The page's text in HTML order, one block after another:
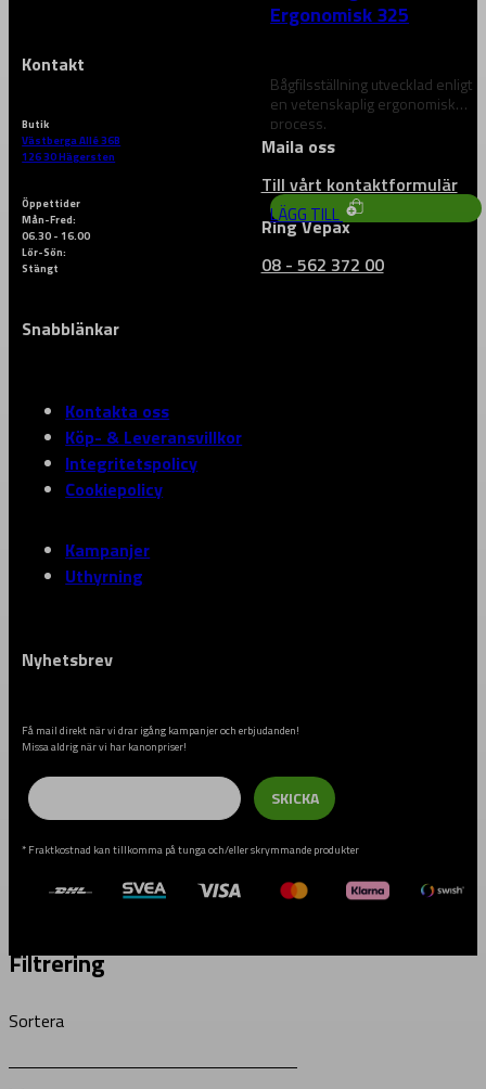
Ergonomisk 325
Bågfilsställning utvecklad enligt
en vetenskaplig ergonomisk
process.
828kr
LÄGG TILL
Kontakt
Butik
Västberga Allé 36B
126 30 Hägersten
Maila oss
Till vårt kontaktformulär
Öppettider
Mån-Fred:
06.30 - 16.00
Lör-Sön:
Stängt
Ring Vepax
08 - 562 372 00
Snabblänkar
Kontakta oss
Köp- & Leveransvillkor
Integritetspolicy
Cookiepolicy
Kampanjer
Uthyrning
Nyhetsbrev
Få mail direkt när vi drar igång kampanjer och erbjudanden!
Missa aldrig när vi har kanonpriser!
Email
SKICKA
* Fraktkostnad kan tillkomma på tunga och/eller skrymmande produkter
Filtrering
Sortera